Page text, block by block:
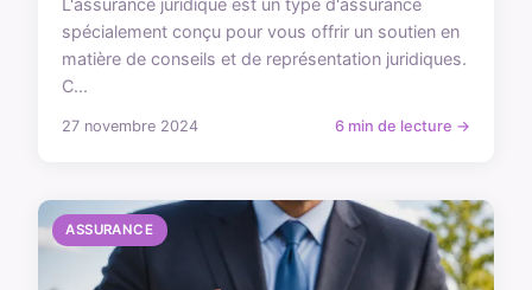
L'assurance juridique est un type d'assurance
spécialement conçu pour vous offrir un soutien en
matière de conseils et de représentation juridiques.
C...
27 novembre 2024 6 min de lecture →
ASSURANCE